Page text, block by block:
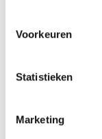
Voorkeuren
Statistieken
Marketing